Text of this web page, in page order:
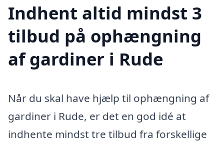
Indhent altid mindst 3
tilbud på ophængning
af gardiner i Rude
Når du skal have hjælp til ophængning af
gardiner i Rude, er det en god idé at
indhente mindst tre tilbud fra forskellige